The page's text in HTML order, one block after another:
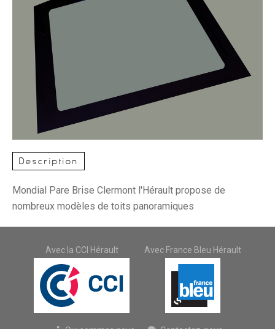
Description
Mondial Pare Brise Clermont l'Hérault propose de
nombreux modèles de toits panoramiques
Avec la CCI Hérault Avec France Bleu Hérault